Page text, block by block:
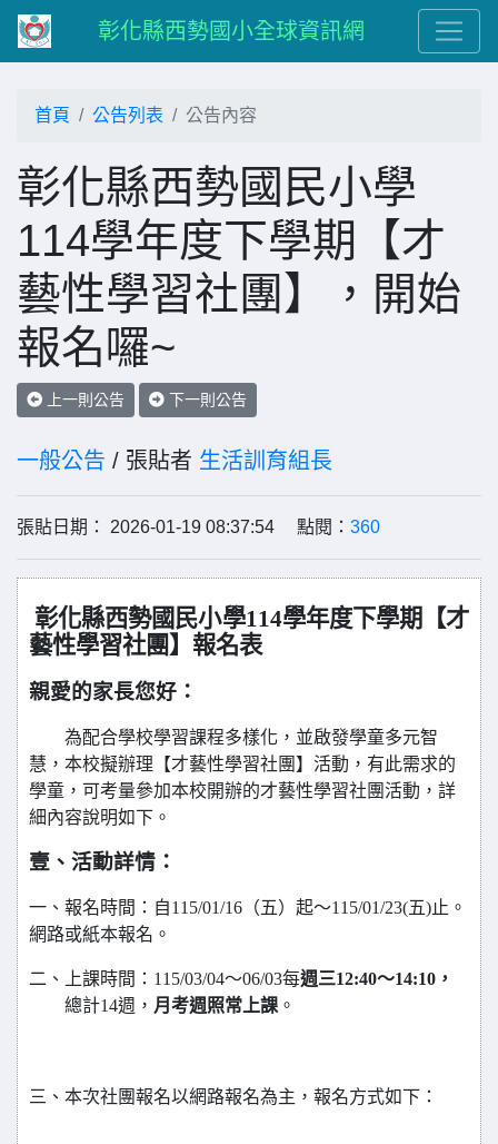
彰化縣西勢國小全球資訊網
首頁 公告列表 公告內容
彰化縣西勢國民小學
114學年度下學期【才
藝性學習社團】，開始
報名囉~
上一則公告 下一則公告
一般公告 / 張貼者 生活訓育組長
張貼日期： 2026-01-19 08:37:54 點閱： 360
彰化縣西勢國民小學114學年度下學期【才
藝性學習社團】報名表
親愛的家長您好：
為配合學校學習課程多樣化，並啟發學童多元智
慧，本校擬辦理【才藝性學習社團】活動，有此需求的
學童，可考量參加本校開辦的才藝性學習社團活動，詳
細內容說明如下。
壹、活動詳情：
一、報名時間：自115/01/16（五）起～115/01/23(五)止。
網路或紙本報名。
二、上課時間：115/03/04～06/03每週三12:40～14:10，
總計14週， 月考週照常上課 。
三、本次社團報名以網路報名為主，報名方式如下：